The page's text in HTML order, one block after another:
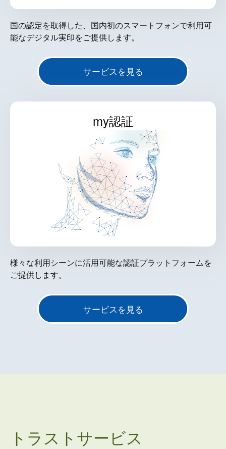
国の認定を取得した、国内初のスマートフォンで利用可
能なデジタル実印をご提供します。
サービスを見る
my認証
様々な利用シーンに活用可能な認証プラットフォームを
ご提供します。
サービスを見る
トラストサービス